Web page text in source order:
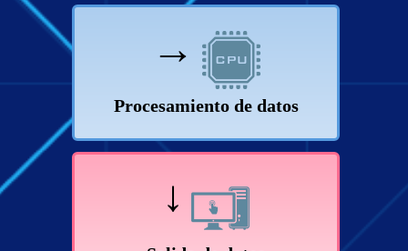
→
Procesamiento de datos
↓